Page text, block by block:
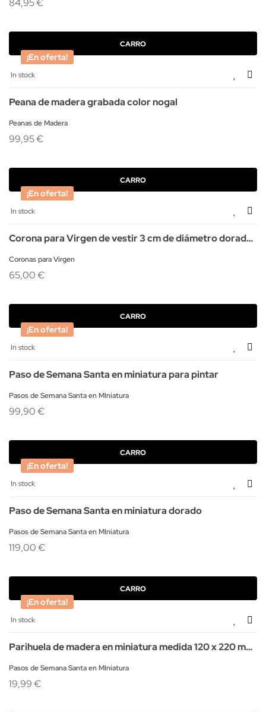
¡En oferta!
CARRO
In stock
Peana de madera grabada color nogal
Peanas de Madera
99,95 €
¡En oferta!
CARRO
In stock
Corona para Virgen de vestir 3 cm de diámetro dorada
o plateada
Coronas para Virgen
65,00 €
¡En oferta!
CARRO
In stock
Paso de Semana Santa en miniatura para pintar
Pasos de Semana Santa en MIniatura
99,90 €
¡En oferta!
CARRO
In stock
Paso de Semana Santa en miniatura dorado
Pasos de Semana Santa en MIniatura
119,00 €
¡En oferta!
CARRO
In stock
Parihuela de madera en miniatura medida 120 x 220 mm.
Color nogal
Pasos de Semana Santa en MIniatura
19,99 €